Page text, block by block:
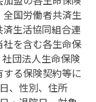
国労働者共済生
生活協同組合連
を含む各生命保
団法人生命保険
る保険契約等に
、性別、住所